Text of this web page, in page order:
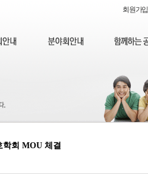
회원가입
학회 MOU 체결